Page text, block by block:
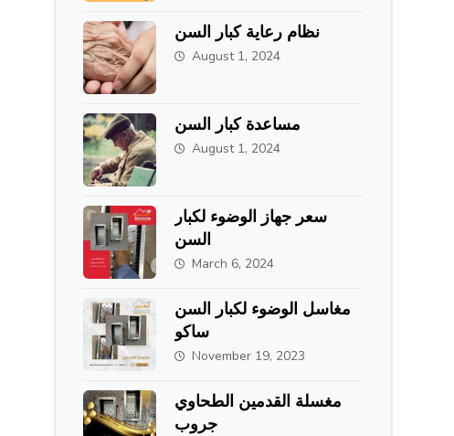
نظام رعاية كبار السن
August 1, 2024
مساعدة كبار السن
August 1, 2024
سعر جهاز الوضوء لكبار
السن
March 6, 2024
مغاسل الوضوء لكبار السن
ساكو
November 19, 2023
مغسلة القدمين الطحاوي
جروب